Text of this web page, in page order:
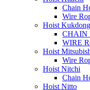
Chain
Wire
Hoist Kukdong
CHAIN
WIRE
Hoist
Wire
Hoist Nitchi
Chain
Hoist Nitto